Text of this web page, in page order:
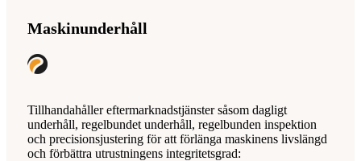
Maskinunderhåll
Tillhandahåller eftermarknadstjänster såsom dagligt
underhåll, regelbundet underhåll, regelbunden inspektion
och precisionsjustering för att förlänga maskinens livslängd
och förbättra utrustningens integritetsgrad: